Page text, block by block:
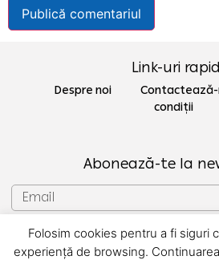
Link-uri
Despre noi Contactează-
condiții
Abonează-te la
SUBSCRIU
Folosim cookies pentru a fi siguri
experiență de browsing.